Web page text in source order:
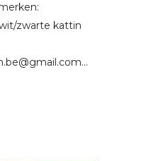
zwarte kattin